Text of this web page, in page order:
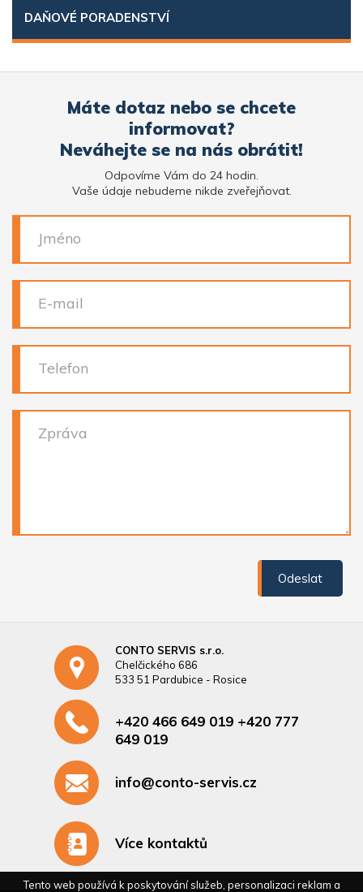
DAŇOVÉ PORADENSTVÍ
Máte dotaz nebo se chcete
informovat?
Neváhejte se na nás obrátit!
Odpovíme Vám do 24 hodin.
Vaše údaje nebudeme nikde zveřejňovat.
Jméno
E-mail
Telefon
Zpráva
Odeslat
CONTO SERVIS s.r.o.
Chelčického 686
533 51 Pardubice - Rosice
+420 466 649 019 +420 777
649 019
info@conto-servis.cz
Více kontaktů
Tento web používá k poskytování služeb, personalizaci reklam a